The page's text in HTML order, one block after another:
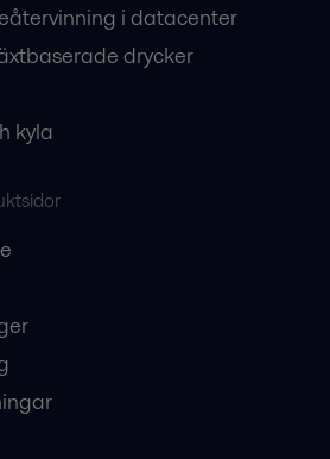
i datacenter
drycker
kyla